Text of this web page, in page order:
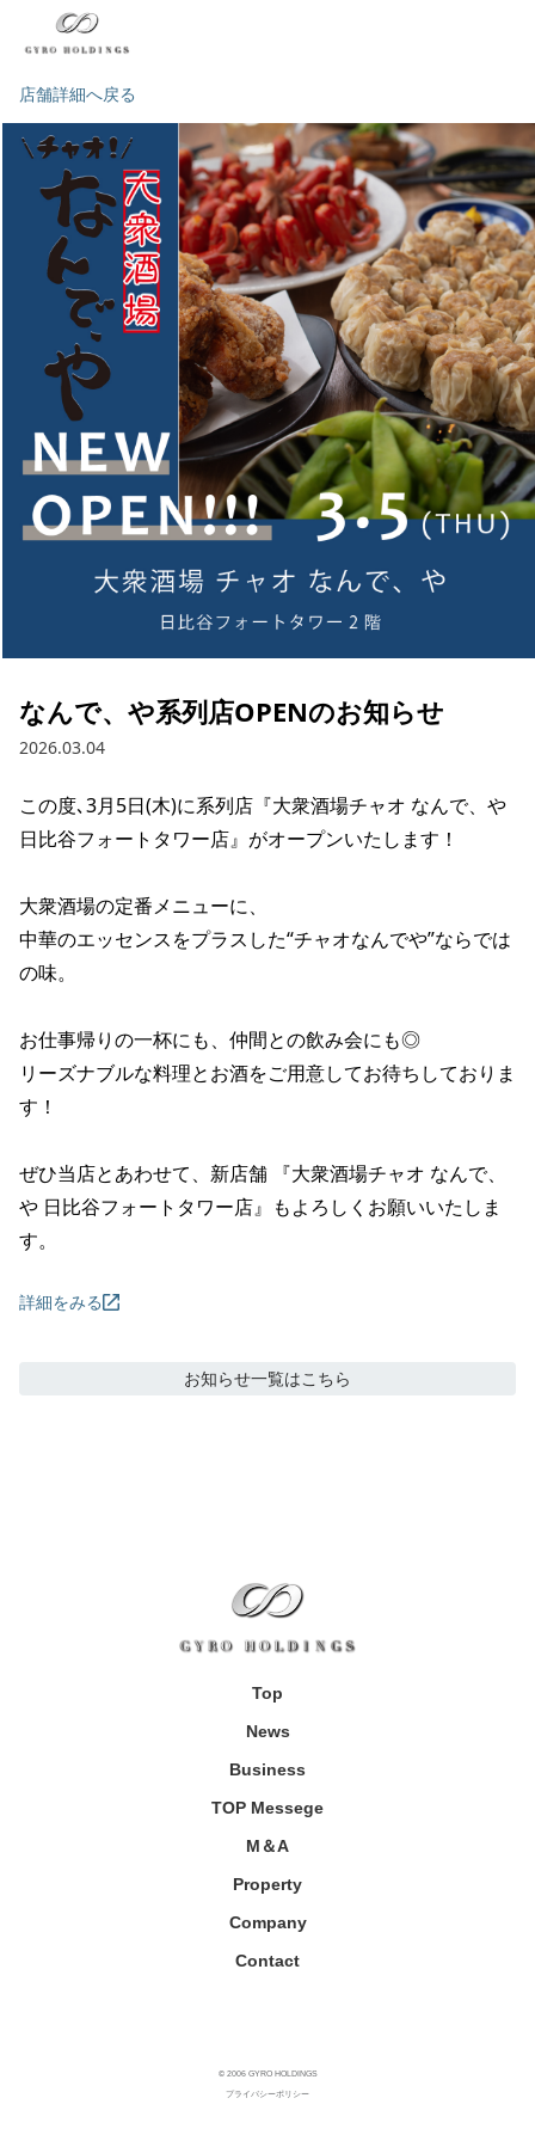
店舗詳細へ戻る
なんで、や系列店OPENのお知らせ
2026.03.04
この度､3月5日(木)に系列店『大衆酒場チャオ なんで、や
日比谷フォートタワー店』がオープンいたします！
大衆酒場の定番メニューに、
中華のエッセンスをプラスした“チャオなんでや”ならでは
の味。
お仕事帰りの一杯にも、仲間との飲み会にも◎
リーズナブルな料理とお酒をご用意してお待ちしておりま
す！
ぜひ当店とあわせて、新店舗 『大衆酒場チャオ なんで、
や 日比谷フォートタワー店』もよろしくお願いいたしま
す。
詳細をみる
お知らせ一覧はこちら
Top
News
Business
TOP Messege
M＆A
Property
Company
Contact
© 2006 GYRO HOLDINGS
プライバシーポリシー